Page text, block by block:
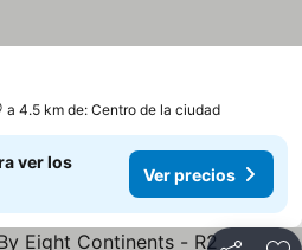
a 4.5 km de: Centro de la ciudad
ver los
Ver precios